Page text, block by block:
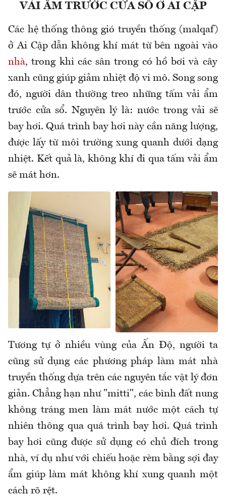
VẢI ẨM TRƯỚC CỬA SỔ Ở AI CẬP
Các hệ thống thông gió truyền thống (malqaf)
ở Ai Cập dẫn không khí mát từ bên ngoài vào
nhà, trong khi các sân trong có hồ bơi và cây
xanh cũng giúp giảm nhiệt độ vi mô. Song song
đó, người dân thường treo những tấm vải ẩm
trước cửa sổ. Nguyên lý là: nước trong vải sẽ
bay hơi. Quá trình bay hơi này cần năng lượng,
được lấy từ môi trường xung quanh dưới dạng
nhiệt. Kết quả là, không khí đi qua tấm vải ẩm
sẽ mát hơn.
Tương tự ở nhiều vùng của Ấn Độ, người ta
cũng sử dụng các phương pháp làm mát nhà
truyền thống dựa trên các nguyên tắc vật lý đơn
giản. Chẳng hạn như "mitti", các bình đất nung
không tráng men làm mát nước một cách tự
nhiên thông qua quá trình bay hơi. Quá trình
bay hơi cũng được sử dụng có chủ đích trong
nhà, ví dụ như với chiếu hoặc rèm bằng sợi đay
ẩm giúp làm mát không khí xung quanh một
cách rõ rệt.